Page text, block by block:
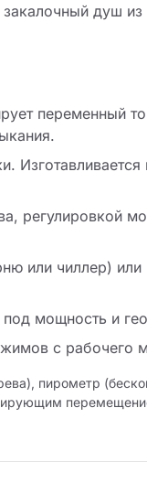
душ
переменный
регулировкой
или чиллер)
мощность и
с рабочего
пирометр